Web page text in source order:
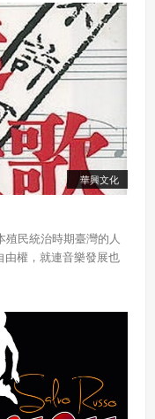
華興文化
殖民統治時期臺灣的人
由權，就連音樂發展也